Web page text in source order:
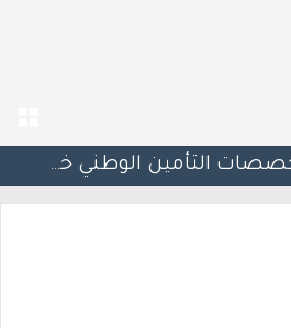
إسرائيل تحذر مواطنيها في اليونان من احتجاجات مرتبطة بحرب غزة